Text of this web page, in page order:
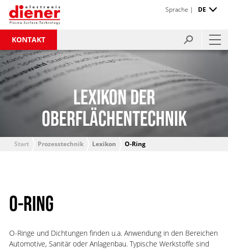
KONTAKT
Sprache | DE
LEXIKON DER
OBERFLÄCHENTECHNIK
Start Prozesstechnik Lexikon O-Ring
O-RING
O-Ringe und Dichtungen finden u.a. Anwendung in den Bereichen
Automotive, Sanitär oder Anlagenbau. Typische Werkstoffe sind